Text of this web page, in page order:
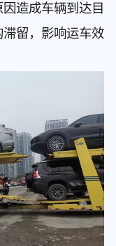
造成车辆到达目
留，影响运车效